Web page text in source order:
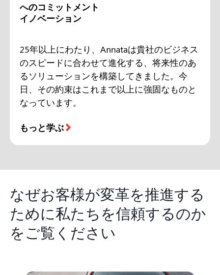
へのコミットメント
イノベーション
25年以上にわたり、Annataは貴社のビジネス
のスピードに合わせて進化する、将来性のあ
るソリューションを構築してきました。今
日、その約束はこれまで以上に強固なものと
なっています。
もっと学ぶ
なぜお客様が変革を推進する
ために私たちを信頼するのか
をご覧ください